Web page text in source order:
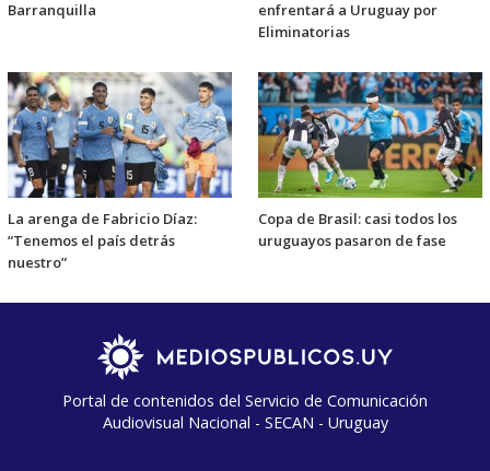
Barranquilla
enfrentará a Uruguay por
Eliminatorias
La arenga de Fabricio Díaz:
“Tenemos el país detrás
nuestro”
Copa de Brasil: casi todos los
uruguayos pasaron de fase
Portal de contenidos del Servicio de Comunicación
Audiovisual Nacional - SECAN - Uruguay